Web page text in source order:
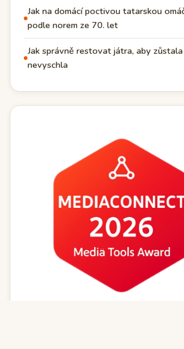
Jak na domácí poctivou tatarskou
podle norem ze 70. let
Jak správně restovat játra, aby zůstala
nevyschla